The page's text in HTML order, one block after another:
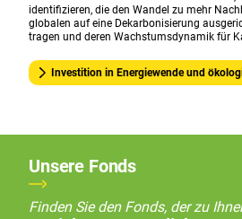
identifizieren, die den Wandel zu mehr
globalen auf eine Dekarbonisierung
tragen und deren Wachstumsdynamik für
Investition in Energiewende und
Unsere Fonds
Finden Sie den Fonds, der zu